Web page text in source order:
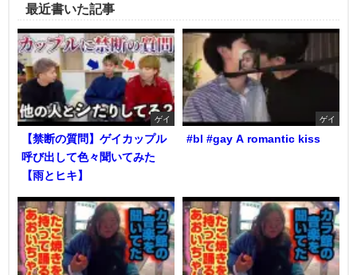
最近書いた記事
ゲイ
【禁断の質問】ゲイカップル
呼び出して色々聞いてみた
【雨とヒキ】
ゲイ
#bl #gay A romantic kiss